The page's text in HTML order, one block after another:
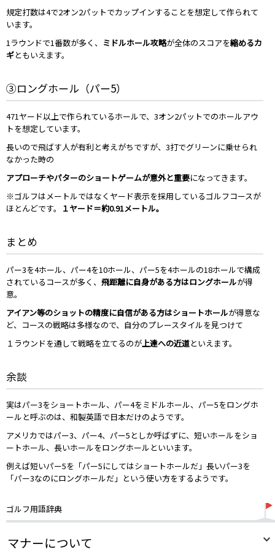
規定打数は4で2オン2パットでカップインすることを想定して作られて
います。
1ラウンドで1番数が多く、 ミドルホール攻略が全体のスコアを縮めるカ
ギともいえます。
③ロングホール（パー5）
471ヤード以上で作られているホールで、3オン2パットでのホールアウ
トを想定しています。
長いので飛ばす人が有利と考えがちですが、3打でグリーンに乗せられ
なかった時の
アプローチやパターのショートゲームが意外と重要になってきます。
※ゴルフはメートルではなくヤード表示を採用しているゴルフコースが
ほとんどです。
１ヤード＝約0.91メートル。
まとめ
パー3を4ホール、パー4を10ホール、パー5を4ホールの18ホールで構成
されているコースが多く、 飛距離に自身がある方はロングホールが得
意。
アイアン等のショットの精度に自信がある方はショートホールが得意な
ど、コースの戦略は多様なので、自分のプレースタイルを見つけて
１ラウンドを通して戦略を立てるのが上達への近道といえます。
余談
実はパー3をショートホール、パー4をミドルホール、パー5をロングホ
ールと呼ぶのは、和製英語で日本だけのようです。
アメリカではパー3、パー4、パー5としか呼ばずに、短いホールをショ
ートホール、長いホールをロングホールといいます。
例えば短いパー5を「パー5にしてはショートホールだ」長いパー3を
「パー3なのにロングホールだ」という使い方をするようです。
ゴルフ用語辞典
マナーについて